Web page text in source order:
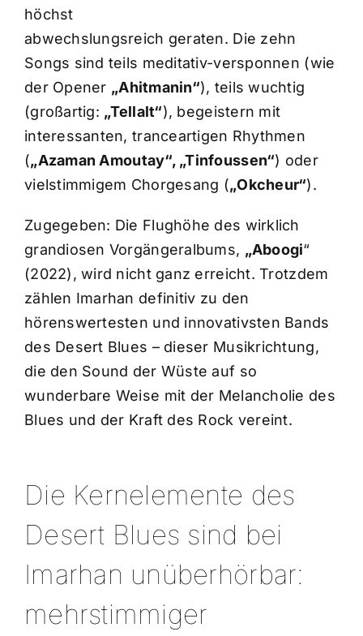
höchst
abwechslungsreich geraten. Die zehn
Songs sind teils meditativ-versponnen (wie
der Opener „Ahitmanin“), teils wuchtig
(großartig: „Tellalt“), begeistern mit
interessanten, tranceartigen Rhythmen
(„Azaman Amoutay“, „Tinfoussen“) oder
vielstimmigem Chorgesang („Okcheur“).
Zugegeben: Die Flughöhe des wirklich
grandiosen Vorgängeralbums, „Aboogi“
(2022), wird nicht ganz erreicht. Trotzdem
zählen Imarhan definitiv zu den
hörenswertesten und innovativsten Bands
des Desert Blues – dieser Musikrichtung,
die den Sound der Wüste auf so
wunderbare Weise mit der Melancholie des
Blues und der Kraft des Rock vereint.
Die Kernelemente des
Desert Blues sind bei
Imarhan unüberhörbar:
mehrstimmiger